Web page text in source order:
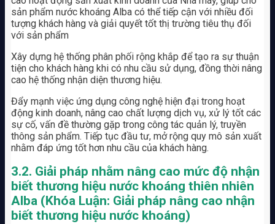
sản phẩm nước khoáng Alba có thể tiếp cận với nhiều đối
tượng khách hàng và giải quyết tốt thị trường tiêu thụ đối
với sản phẩm
Xây dựng hệ thống phân phối rộng khắp để tạo ra sự thuận
tiện cho khách hàng khi có nhu cầu sử dụng, đồng thời nâng
cao hệ thống nhận diện thương hiệu.
Đẩy mạnh việc ứng dụng công nghệ hiện đại trong hoạt
động kinh doanh, nâng cao chất lượng dịch vụ, xử lý tốt các
sự cố, vấn đề thường gặp trong công tác quản lý, truyền
thông sản phẩm. Tiếp tục đầu tư, mở rộng quy mô sản xuất
nhằm đáp ứng tốt hơn nhu cầu của khách hàng.
3.2. Giải pháp nhằm nâng cao mức độ nhận
biết thương hiệu nước khoáng thiên nhiên
Alba (Khóa Luận: Giải pháp nâng cao nhận
biết thương hiệu nước khoáng)